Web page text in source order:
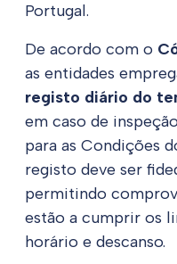
Portugal.
De acordo com o
as entidades
registo diário do
em caso de
para as Condições
registo deve ser
permitindo
estão a cumprir os
horário e descanso.